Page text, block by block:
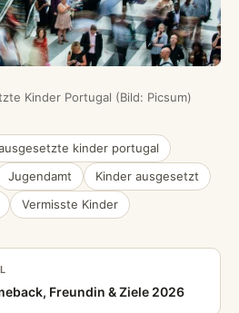
Kinder Portugal (Bild: Picsum)
kinder portugal
Jugendamt
Kinder ausgesetzt
Vermisste Kinder
Freundin & Ziele 2026